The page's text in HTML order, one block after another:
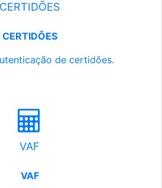
CERTIDÕES
CERTIDÕES
de certidões.
VAF
VAF